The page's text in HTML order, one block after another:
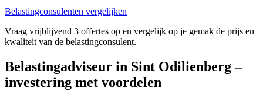
Belastingconsulenten vergelijken
Vraag vrijblijvend 3 offertes op en vergelijk op je gemak de prijs en
kwaliteit van de belastingconsulent.
Belastingadviseur in Sint Odilienberg –
investering met voordelen